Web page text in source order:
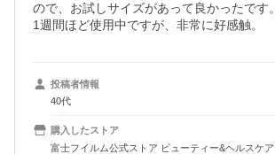
ので、お試しサイズがあって良かったです。
1週間ほど使用中ですが、非常に好感触。
投稿者情報
40代
購入したストア
富士フイルム公式ストア ビューティー&ヘルスケア